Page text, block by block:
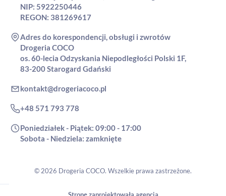
NIP: 5922250446
REGON: 381269617
Adres do korespondencji, obsługi i zwrotów
Drogeria COCO
os. 60-lecia Odzyskania Niepodległości Polski 1F,
83-200 Starogard Gdański
kontakt@drogeriacoco.pl
+48 571 793 778
Poniedziałek - Piątek: 09:00 - 17:00
Sobota - Niedziela: zamknięte
© 2026 Drogeria COCO. Wszelkie prawa zastrzeżone.
Stronę zaprojektowała agencja